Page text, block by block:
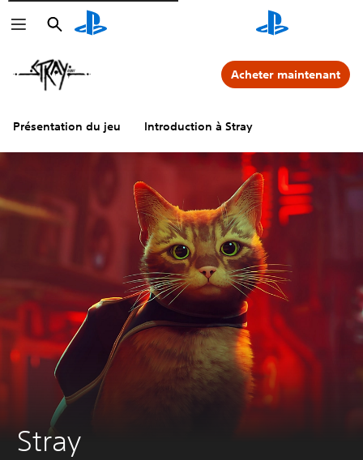
Rechercher
Rechercher
Présentation du jeu Introduction à Stray
Acheter maintenant
Stray